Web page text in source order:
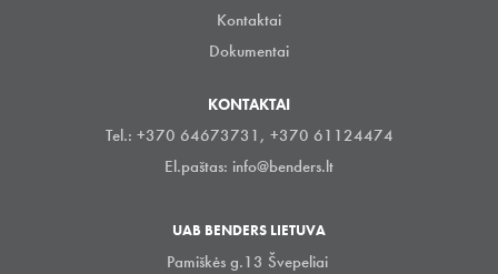
Kontaktai
Dokumentai
KONTAKTAI
Tel.: +370 64673731, +370 61124474
El.paštas: info@benders.lt
UAB BENDERS LIETUVA
Pamiškės g.13 Švepeliai